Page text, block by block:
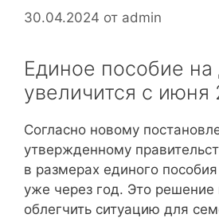
30.04.2024 от admin
Единое пособие на
увеличится с июня
Согласно новому
утвержденному
в размерах единого
уже через год. Это решение
облегчить ситуацию для